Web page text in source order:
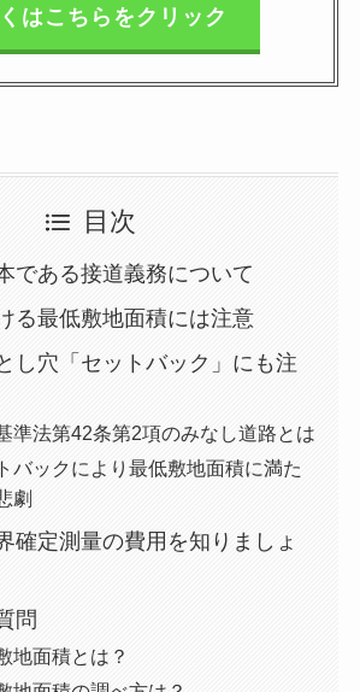
はこちらをクリック
目次
である接道義務について
る最低敷地面積には注意
し穴「セットバック」にも注
準法第42条第2項のみなし道路とは
バックにより最低敷地面積に満た
劇
確定測量の費用を知りましょ
問
地面積とは？